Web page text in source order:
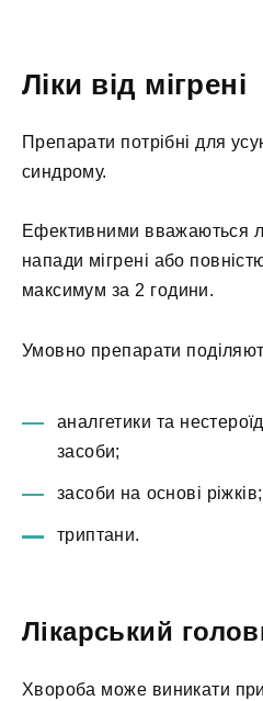
Ліки від мігрені
Препарати потрібні для
синдрому.
Ефективними вважаються
напади мігрені або
максимум за 2 години.
Умовно препарати
аналгетики та
засоби;
засоби на основі ріжків;
триптани.
Лікарський
Хвороба може виникати